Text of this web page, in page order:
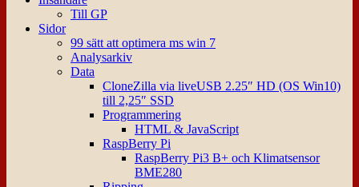
Till GP
Sidor
99 sätt att optimera ms win 7
Analysarkiv
Data
CloneZilla via liveUSB 2.25″ HD (OS Win10)
till 2,25″ SSD
Programmering
HTML & JavaScript
RaspBerry Pi
RaspBerry Pi3 B+ och Klimatsensor
BME280